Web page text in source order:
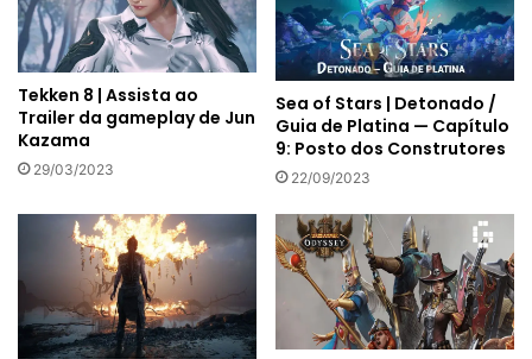
Tekken 8 | Assista ao
Trailer da gameplay de Jun
Kazama
29/03/2023
Sea of Stars | Detonado /
Guia de Platina — Capítulo
9: Posto dos Construtores
22/09/2023